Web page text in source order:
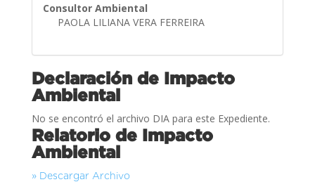
Consultor Ambiental
PAOLA LILIANA VERA FERREIRA
Declaración de Impacto
Ambiental
No se encontró el archivo DIA para este Expediente.
Relatorio de Impacto
Ambiental
» Descargar Archivo